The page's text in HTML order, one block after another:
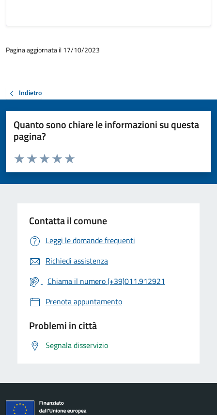
Pagina aggiornata il 17/10/2023
Indietro
Quanto sono chiare le informazioni su questa
pagina?
Valuta da 1 a 5 stelle la pagina
Valuta 5 stelle su 5
Valuta 4 stelle su 5
Valuta 3 stelle su 5
Valuta 2 stelle su 5
Valuta 1 stelle su 5
Contatta il comune
Leggi le domande frequenti
Richiedi assistenza
Chiama il numero (+39)011.912921
Prenota appuntamento
Problemi in città
Segnala disservizio